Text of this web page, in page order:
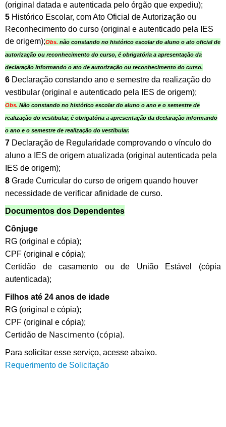
(original datada e autenticada pelo órgão que expediu);
5 Histórico Escolar, com Ato Oficial de Autorização ou
Reconhecimento do curso (original e autenticado pela IES
de origem);Obs. não constando no histórico escolar do aluno o ato oficial de
autorização ou reconhecimento do curso, é obrigatória a apresentação da
declaração informando o ato de autorização ou reconhecimento do curso.
6 Declaração constando ano e semestre da realização do
vestibular (original e autenticado pela IES de origem);
Obs. Não constando no histórico escolar do aluno o ano e o semestre de
realização do vestibular, é obrigatória a apresentação da declaração informando
o ano e o semestre de realização do vestibular.
7 Declaração de Regularidade comprovando o vínculo do
aluno a IES de origem atualizada (original autenticada pela
IES de origem);
8 Grade Curricular do curso de origem quando houver
necessidade de verificar afinidade de curso.
Documentos dos Dependentes
Cônjuge
RG (original e cópia);
CPF (original e cópia);
Certidão de casamento ou de União Estável (cópia
autenticada);
Filhos até 24 anos de idade
RG (original e cópia);
CPF (original e cópia);
Certidão de Nascimento (cópia).
Para solicitar esse serviço, acesse abaixo.
Requerimento de Solicitação